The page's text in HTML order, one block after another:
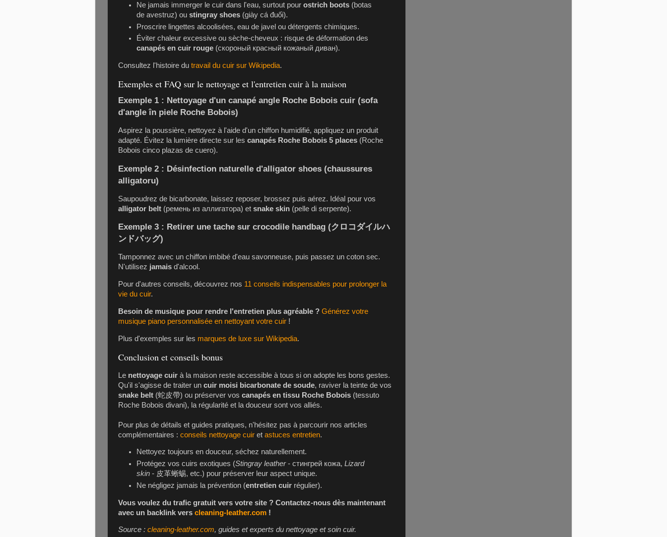
Ne jamais immerger le cuir dans l'eau, surtout pourostrich boots (botas
de avestruz) oustingray shoes (giày cá đuối).
Proscrire lingettes alcoolisées, eau de javel ou détergents chimiques.
Éviter chaleur excessive ou sèche-cheveux : risque de déformation des
canapés en cuir rouge (скороный красный кожаный диван).
Consultez l'histoire du travail du cuir sur Wikipedia.
Exemples et FAQ sur le nettoyage et l'entretien cuir à la maison
Exemple 1 : Nettoyage d'un canapé angle Roche Bobois cuir (sofa
d'angle în piele Roche Bobois)
Aspirez la poussière, nettoyez à l'aide d'un chiffon humidifié, appliquez un produit
adapté. Évitez la lumière directe sur les canapés Roche Bobois 5 places (Roche
Bobois cinco plazas de cuero).
Exemple 2 : Désinfection naturelle d'alligator shoes (chaussures
alligatoru)
Saupoudrez de bicarbonate, laissez reposer, brossez puis aérez. Idéal pour vos
alligator belt (ремень из аллигатора) et snake skin (pelle di serpente).
Exemple 3 : Retirer une tache sur crocodile handbag (クロコダイルハ
ンドバッグ)
Tamponnez avec un chiffon imbibé d'eau savonneuse, puis passez un coton sec.
N'utilisez jamais d'alcool.
Pour d'autres conseils, découvrez nos 11 conseils indispensables pour prolonger la
vie du cuir.
Besoin de musique pour rendre l'entretien plus agréable ? Générez votre
musique piano personnalisée en nettoyant votre cuir !
Plus d'exemples sur les marques de luxe sur Wikipedia.
Conclusion et conseils bonus
Le nettoyage cuir à la maison reste accessible à tous si on adopte les bons gestes.
Qu'il s'agisse de traiter un cuir moisi bicarbonate de soude, raviver la teinte de vos
snake belt (蛇皮帶) ou préserver vos canapés en tissu Roche Bobois (tessuto
Roche Bobois divani), la régularité et la douceur sont vos alliés.
Pour plus de détails et guides pratiques, n'hésitez pas à parcourir nos articles
complémentaires : conseils nettoyage cuir et astuces entretien.
Nettoyez toujours en douceur, séchez naturellement.
Protégez vos cuirs exotiques (Stingray leather- стингрей кожа,Lizard
skin - 皮革蜥蜴, etc.) pour préserver leur aspect unique.
Ne négligez jamais la prévention (entretien cuir régulier).
Vous voulez du trafic gratuit vers votre site ? Contactez-nous dès maintenant
avec un backlink vers cleaning-leather.com !
Source : cleaning-leather.com, guides et experts du nettoyage et soin cuir.